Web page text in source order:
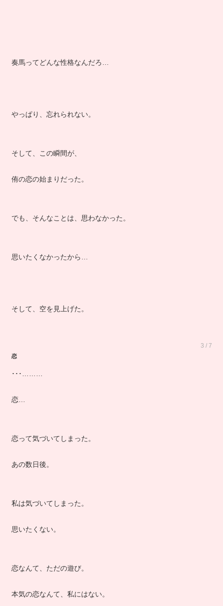
奏馬ってどんな性格なんだろ…
やっぱり、忘れられない。
そして、この瞬間が、
侑の恋の始まりだった。
でも、そんなことは、思わなかった。
思いたくなかったから…
そして、空を見上げた。
3 / 7
恋
･･･………
恋…
恋って気づいてしまった。
あの数日後。
私は気づいてしまった。
思いたくない。
恋なんて、ただの遊び。
本気の恋なんて、私にはない。